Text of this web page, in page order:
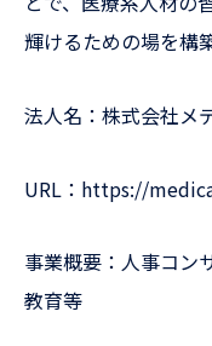
輝けるための場を構
法人名：株式会社メ
URL：https://
事業概要：人事コン
教育等